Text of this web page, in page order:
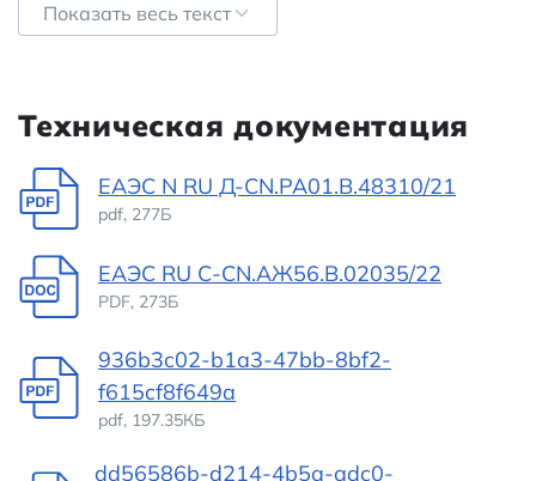
Заряжаемый (аккумуляторный)
питания)
Micro)
Категория: Автомобильные
Наименование
универсальный
пульсирующий
Показать весь текст
Техническая документация
ЕАЭС N RU Д-CN.РА01.В.48310/21
pdf, 277Б
ЕАЭС RU С-CN.АЖ56.В.02035/22
PDF, 273Б
936b3c02-b1a3-47bb-8bf2-
f615cf8f649a
pdf, 197.35КБ
dd56586b-d214-4b5a-adc0-